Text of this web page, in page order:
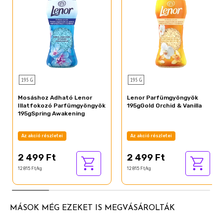
195 G
Mosáshoz Adható Lenor
Illatfokozó Parfümgyöngyök
195gSpring Awakening
Az akció részletei
2 499 Ft
12 815 Ft/kg
195 G
Lenor Parfümgyöngyök
195gGold Orchid & Vanilla
Az akció részletei
2 499 Ft
12 815 Ft/kg
MÁSOK MÉG EZEKET IS MEGVÁSÁROLTÁK